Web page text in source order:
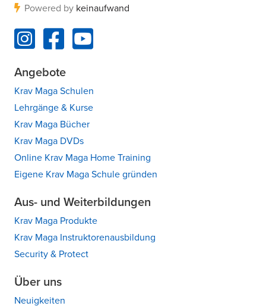
Powered by keinaufwand
Angebote
Krav Maga Schulen
Lehrgänge & Kurse
Krav Maga Bücher
Krav Maga DVDs
Online Krav Maga Home Training
Eigene Krav Maga Schule gründen
Aus- und Weiterbildungen
Krav Maga Produkte
Krav Maga Instruktorenausbildung
Security & Protect
Über uns
Neuigkeiten